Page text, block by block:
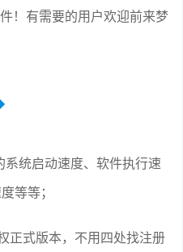
！有需要的用户欢迎前来梦
统启动速度、软件执行速
等等；
正式版本，不用四处找注册